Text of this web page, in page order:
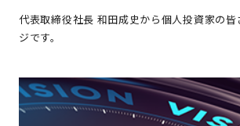
代表取締役社長 和田成史から個人投資家の
ジです。